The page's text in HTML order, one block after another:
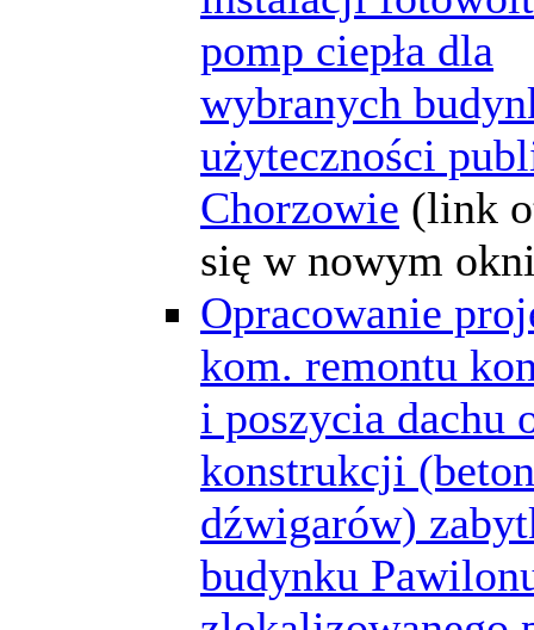
pomp ciepła dla
wybranych
użyteczności
Chorzowie (link
się w nowym
Opracowanie
kom. remontu
i poszycia dachu
konstrukcji
dźwigarów)
budynku